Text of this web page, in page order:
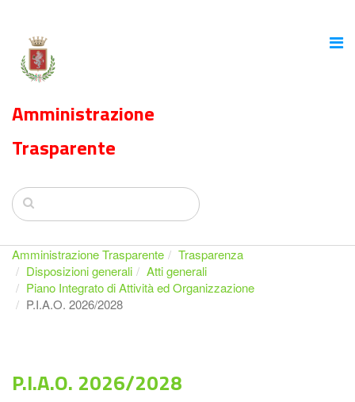
Amministrazione
Trasparente
Amministrazione Trasparente
Trasparenza
Disposizioni generali
Atti generali
Piano Integrato di Attività ed Organizzazione
P.I.A.O. 2026/2028
P.I.A.O. 2026/2028